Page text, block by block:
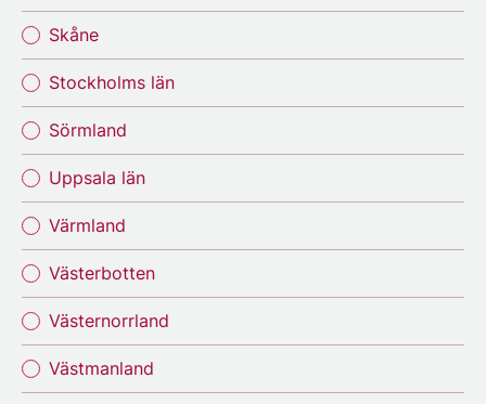
Skåne
Stockholms län
Sörmland
Uppsala län
Värmland
Västerbotten
Västernorrland
Västmanland